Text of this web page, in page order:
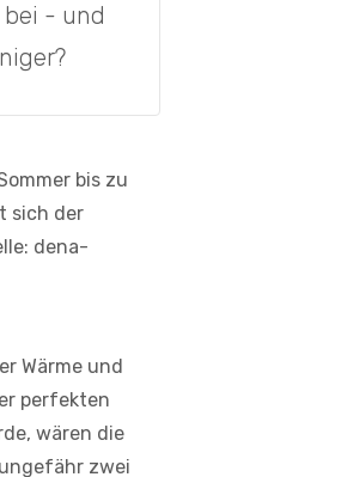
- und
bis zu
sich der
dena-
Wärme und
perfekten
wären die
zwei